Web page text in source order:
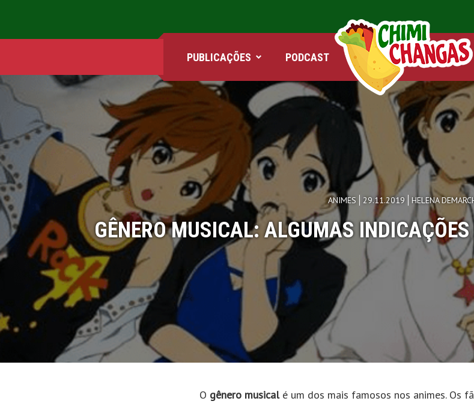
PUBLICAÇÕES
ANIMES
GAMES
QUADRINHOS
COMICS
MANGÁ
NACIONAIS
SÉRIES
UNIVERSO E
TUDO MAIS
PODCAST
ANIMES 29.11.2019 HELENA
GÊNERO MUSICAL: ALGUMAS
O gênero musicalé um dos mais famosos nos animes. Os